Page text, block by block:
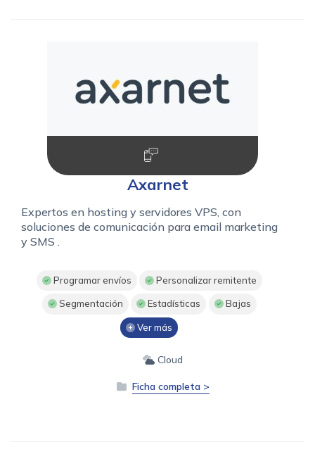
Axarnet
Expertos en hosting y servidores VPS, con
soluciones de comunicación para email marketing
y SMS .
Programar envíos Personalizar remitente
Segmentación Estadísticas Bajas
Ver más
Cloud
Ficha completa >